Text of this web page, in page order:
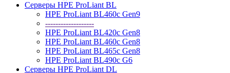
Серверы HPE ProLiant BL
HPE ProLiant BL460c Gen9
-------------------
HPE ProLiant BL420c Gen8
HPE ProLiant BL460c Gen8
HPE ProLiant BL465c Gen8
HPE ProLiant BL490c G6
Серверы HPE ProLiant DL